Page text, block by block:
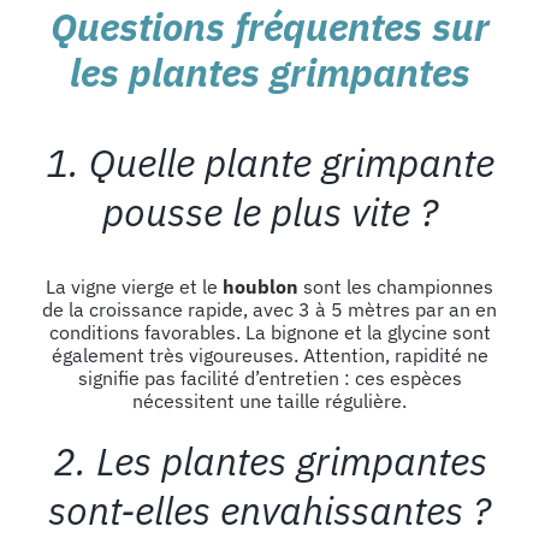
Questions fréquentes sur
les plantes grimpantes
1. Quelle plante grimpante
pousse le plus vite ?
La vigne vierge et le houblon sont les championnes
de la croissance rapide, avec 3 à 5 mètres par an en
conditions favorables. La bignone et la glycine sont
également très vigoureuses. Attention, rapidité ne
signifie pas facilité d’entretien : ces espèces
nécessitent une taille régulière.
2. Les plantes grimpantes
sont-elles envahissantes ?